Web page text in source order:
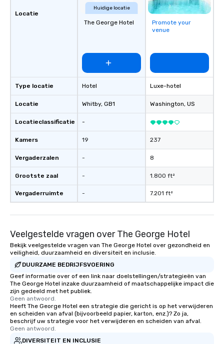
pricing options to suit your budget
and the specific needs of your group.
Perfect for meetings, offsites and
Locatie
Type locatie
Locatie
Locatieclassificatie
Kamers
Vergaderzalen
Grootste zaal
Vergaderruimte
Huidige locatie
The George Hotel
Hotel
Whitby, GB1
-
19
-
-
-
Promote your
venue
Luxe-hotel
Washington, US
237
8
1.800 ft²
7.201 ft²
Veelgestelde vragen over The George Hotel
Bekijk veelgestelde vragen van The George Hotel over gezondheid en
veiligheid, duurzaamheid en diversiteit en inclusie.
DUURZAME BEDRIJFSVOERING
Geef informatie over of een link naar doelstellingen/strategieën van
The George Hotel inzake duurzaamheid of maatschappelijke impact die
zijn gedeeld met het publiek.
Geen antwoord.
Heeft The George Hotel een strategie die gericht is op het verwijderen
en scheiden van afval (bijvoorbeeld papier, karton, enz.)? Zo ja,
beschrijf uw strategie voor het verwijderen en scheiden van afval.
Geen antwoord.
DIVERSITEIT EN INCLUSIE